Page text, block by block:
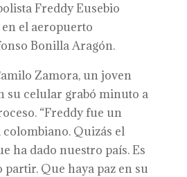
Freddy Eusebio
el aeropuerto
Bonilla Aragón.
Zamora, un joven
su celular grabó minuto a
“Freddy fue un
Quizás el
ha dado nuestro país. Es
Que haya paz en su